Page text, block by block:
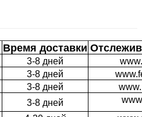
Время доставки
3-8 дней
3-8 дней
3-8 дней
3-8 дней